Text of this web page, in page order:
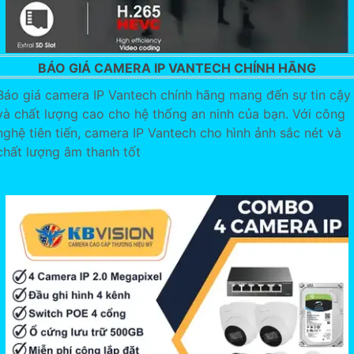
BÁO GIÁ CAMERA IP VANTECH CHÍNH HÃNG
giá camera IP Vantech chính hãng mang đến sự tin cậy
chất lượng cao cho hệ thống an ninh của bạn. Với công
tiên tiến, camera IP Vantech cho hình ảnh sắc nét và
lượng âm thanh tốt